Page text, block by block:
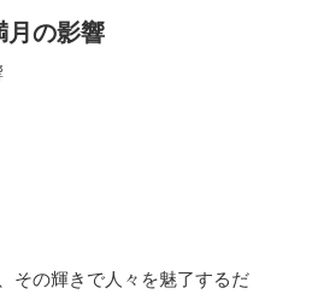
月の影響
その輝きで人々を魅了するだ